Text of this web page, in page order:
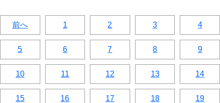
前へ 1 2 3 4
5 6 7 8 9
10 11 12 13 14
15 16 17 18 19